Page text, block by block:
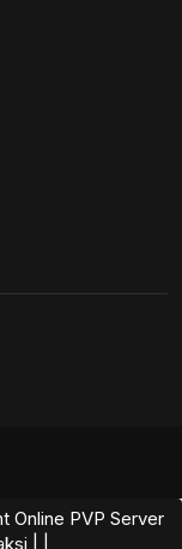
Online PVP Server